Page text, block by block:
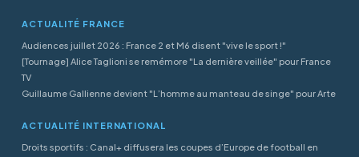
ACTUALITÉ FRANCE
Audiences juillet 2026 : France 2 et M6 disent "vive le sport !"
[Tournage] Alice Taglioni se remémore "La dernière veillée" pour France
TV
Guillaume Gallienne devient "L’homme au manteau de singe" pour Arte
ACTUALITÉ INTERNATIONAL
Droits sportifs : Canal+ diffusera les coupes d’Europe de football en